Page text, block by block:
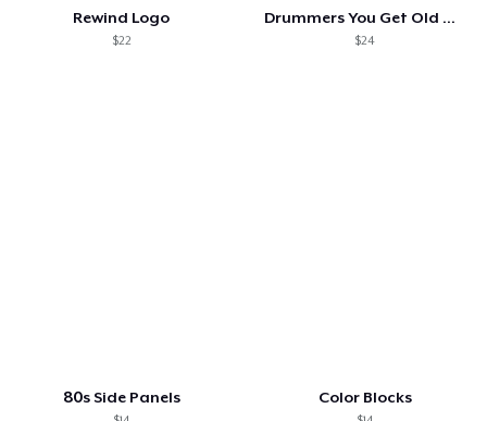
Rewind Logo
$22
Drummers You Get Old When You Stop
$24
80s Side Panels Color Blocks